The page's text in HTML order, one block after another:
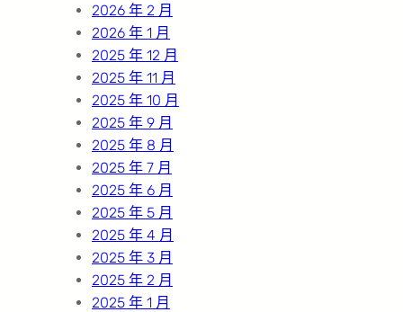
2026 年 2 月
2026 年 1 月
2025 年 12 月
2025 年 11 月
2025 年 10 月
2025 年 9 月
2025 年 8 月
2025 年 7 月
2025 年 6 月
2025 年 5 月
2025 年 4 月
2025 年 3 月
2025 年 2 月
2025 年 1 月